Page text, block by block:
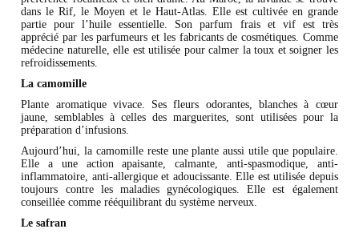
dans le Rif, le Moyen et le Haut-Atlas. Elle est cultivée en grande
partie pour l’huile essentielle. Son parfum frais et vif est très
apprécié par les parfumeurs et les fabricants de cosmétiques. Comme
médecine naturelle, elle est utilisée pour calmer la toux et soigner les
refroidissements.
La camomille
Plante aromatique vivace. Ses fleurs odorantes, blanches à cœur
jaune, semblables à celles des marguerites, sont utilisées pour la
préparation d’infusions.
Aujourd’hui, la camomille reste une plante aussi utile que populaire.
Elle a une action apaisante, calmante, anti-spasmodique, anti-
inflammatoire, anti-allergique et adoucissante. Elle est utilisée depuis
toujours contre les maladies gynécologiques. Elle est également
conseillée comme rééquilibrant du système nerveux.
Le safran